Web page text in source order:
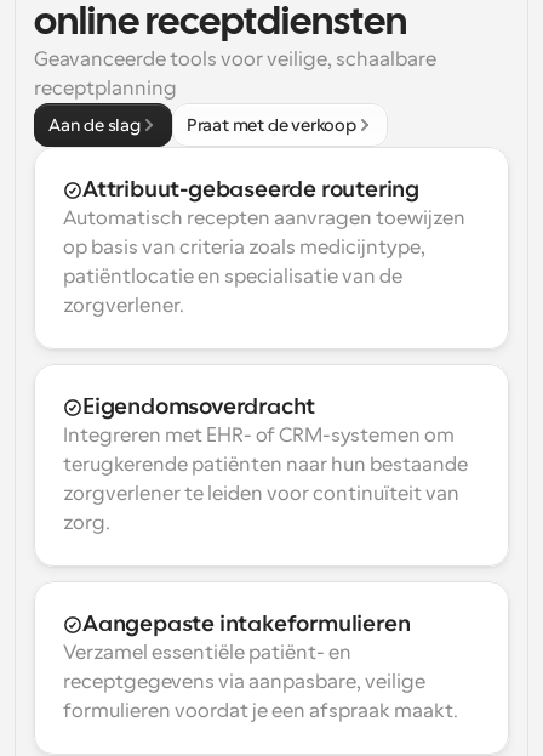
online receptdiensten
Geavanceerde tools voor veilige, schaalbare
receptplanning
Aan de slag Praat met de verkoop
Attribuut-gebaseerde routering
Automatisch recepten aanvragen toewijzen
op basis van criteria zoals medicijntype,
patiëntlocatie en specialisatie van de
zorgverlener.
Eigendomsoverdracht
Integreren met EHR- of CRM-systemen om
terugkerende patiënten naar hun bestaande
zorgverlener te leiden voor continuïteit van
zorg.
Aangepaste intakeformulieren
Verzamel essentiële patiënt- en
receptgegevens via aanpasbare, veilige
formulieren voordat je een afspraak maakt.